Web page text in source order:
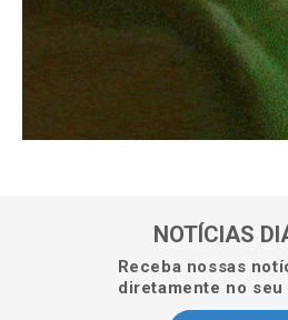
NOTÍCIAS
Receba nossas
diretamente no seu